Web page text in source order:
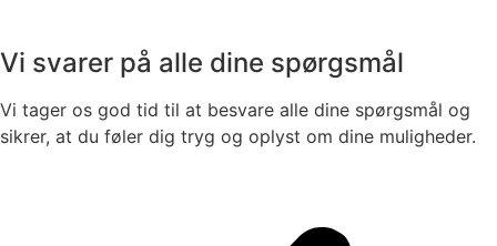
Vi svarer på alle dine spørgsmål
Vi tager os god tid til at besvare alle dine spørgsmål og
sikrer, at du føler dig tryg og oplyst om dine muligheder.